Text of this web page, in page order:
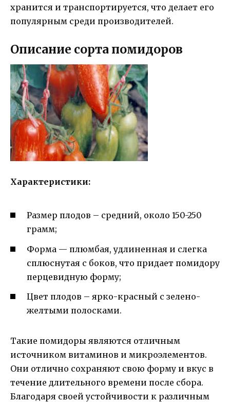
хранится и транспортируется, что делает его
популярным среди производителей.
Описание сорта помидоров
Характеристики:
Размер плодов – средний, около 150-250
грамм;
Форма — плюмбая, удлиненная и слегка
сплюснутая с боков, что придает помидору
перцевидную форму;
Цвет плодов – ярко-красный с зелено-
желтыми полосками.
Такие помидоры являются отличным
источником витаминов и микроэлементов.
Они отлично сохраняют свою форму и вкус в
течение длительного времени после сбора.
Благодаря своей устойчивости к различным